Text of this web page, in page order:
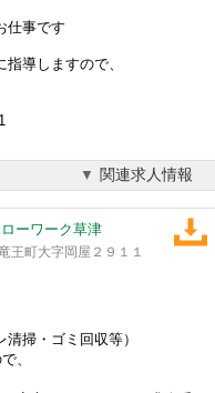
仕事です
導しますので、
関連求人情報
ーワーク草津
王町大字岡屋２９１１
掃・ゴミ回収等）
、